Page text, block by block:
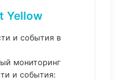
Yellow
и события в
мониторинг
и события: